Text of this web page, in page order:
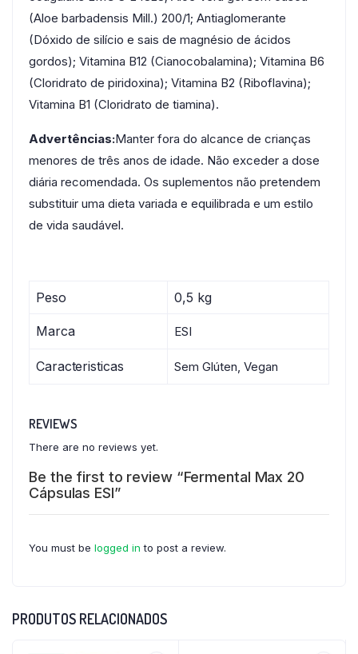
(Aloe barbadensis Mill.) 200/1; Antiaglomerante
(Dóxido de silício e sais de magnésio de ácidos
gordos); Vitamina B12 (Cianocobalamina); Vitamina B6
(Cloridrato de piridoxina); Vitamina B2 (Riboflavina);
Vitamina B1 (Cloridrato de tiamina).
Advertências:Manter fora do alcance de crianças
menores de três anos de idade. Não exceder a dose
diária recomendada. Os suplementos não pretendem
substituir uma dieta variada e equilibrada e um estilo
de vida saudável.
Peso 0,5 kg
Marca ESI
Caracteristicas Sem Glúten, Vegan
REVIEWS
There are no reviews yet.
Be the first to review “Fermental Max 20
Cápsulas ESI”
You must be logged in to post a review.
PRODUTOS RELACIONADOS